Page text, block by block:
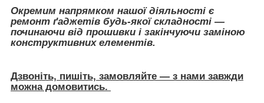
Окремим напрямком нашої діяльності є
ремонт ґаджетів будь-якої складності ―
починаючи від прошивки і закінчуючи заміною
конструктивних елементів.
Дзвоніть, пишіть, замовляйте ― з нами завжди
можна домовитись.